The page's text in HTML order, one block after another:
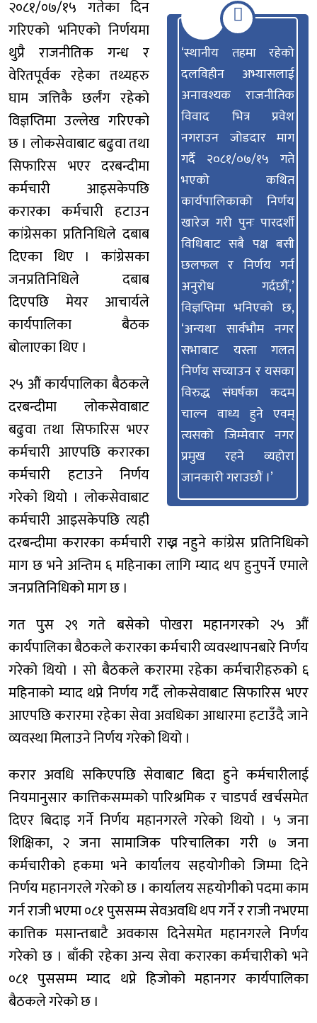
‘स्थानीय तहमा रहेको
दलविहीन अभ्यासलाई
अनावश्यक राजनीतिक
विवाद भित्र प्रवेश
नगराउन जोडदार माग
गर्दै २०८१/०७/१५ गते
भएको कथित
कार्यपालिकाको निर्णय
खारेज गरी पुनः पारदर्शी
विधिबाट सबै पक्ष बसी
छलफल र निर्णय गर्न
अनुरोध गर्दछौं,’
विज्ञप्तिमा भनिएको छ,
‘अन्यथा सार्वभौम नगर
सभाबाट यस्ता गलत
निर्णय सच्याउन र यसका
विरुद्ध संघर्षका कदम
चाल्न वाध्य हुने एवम्
त्यसको जिम्मेवार नगर
प्रमुख रहने व्यहोरा
जानकारी गराउछौं ।’
२०८१/०७/१५ गतेका दिन
गरिएको भनिएको निर्णयमा
थुप्रै राजनीतिक गन्ध र
वेरितपूर्वक रहेका तथ्यहरु
घाम जत्तिकै छर्लंग रहेको
विज्ञप्तिमा उल्लेख गरिएको
छ । लोकसेवाबाट बढुवा तथा
सिफारिस भएर दरबन्दीमा
कर्मचारी आइसकेपछि
करारका कर्मचारी हटाउन
कांग्रेसका प्रतिनिधिले दबाब
दिएका थिए । कांग्रेसका
जनप्रतिनिधिले दबाब
दिएपछि मेयर आचार्यले
कार्यपालिका बैठक
बोलाएका थिए ।
२५ औं कार्यपालिका बैठकले
दरबन्दीमा लोकसेवाबाट
बढुवा तथा सिफारिस भएर
कर्मचारी आएपछि करारका
कर्मचारी हटाउने निर्णय
गरेको थियो । लोकसेवाबाट
कर्मचारी आइसकेपछि त्यही
दरबन्दीमा करारका कर्मचारी राख्न नहुने कांग्रेस प्रतिनिधिको
माग छ भने अन्तिम ६ महिनाका लागि म्याद थप हुनुपर्ने एमाले
जनप्रतिनिधिको माग छ ।
गत पुस २९ गते बसेको पोखरा महानगरको २५ औं
कार्यपालिका बैठकले करारका कर्मचारी व्यवस्थापनबारे निर्णय
गरेको थियो । सो बैठकले करारमा रहेका कर्मचारीहरुको ६
महिनाको म्याद थप्ने निर्णय गर्दै लोकसेवाबाट सिफारिस भएर
आएपछि करारमा रहेका सेवा अवधिका आधारमा हटाउँदै जाने
व्यवस्था मिलाउने निर्णय गरेको थियो ।
करार अवधि सकिएपछि सेवाबाट बिदा हुने कर्मचारीलाई
नियमानुसार कात्तिकसम्मको पारिश्रमिक र चाडपर्व खर्चसमेत
दिएर बिदाइ गर्ने निर्णय महानगरले गरेको थियो । ५ जना
शिक्षिका, २ जना सामाजिक परिचालिका गरी ७ जना
कर्मचारीको हकमा भने कार्यालय सहयोगीको जिम्मा दिने
निर्णय महानगरले गरेको छ । कार्यालय सहयोगीको पदमा काम
गर्न राजी भएमा ०८१ पुससम्म सेवअवधि थप गर्ने र राजी नभएमा
कात्तिक मसान्तबाटै अवकास दिनेसमेत महानगरले निर्णय
गरेको छ । बाँकी रहेका अन्य सेवा करारका कर्मचारीको भने
०८१ पुससम्म म्याद थप्ने हिजोको महानगर कार्यपालिका
बैठकले गरेको छ ।